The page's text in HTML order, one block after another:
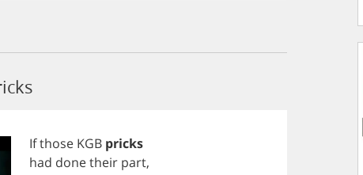
Ifthose KGB pricks
had donetheir part,